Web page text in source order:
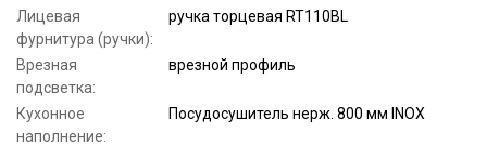
Лицевая
фурнитура (ручки):
ручка торцевая RT110BL
Врезная
подсветка:
врезной профиль
Кухонное
наполнение:
Посудосушитель нерж. 800 мм INOX